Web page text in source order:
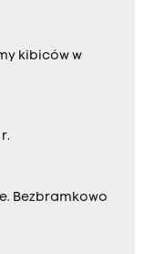
kibiców w
Bezbramkowo